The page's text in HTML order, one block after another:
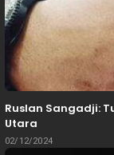
Ruslan Sangadji:
Utara
02/12/2024